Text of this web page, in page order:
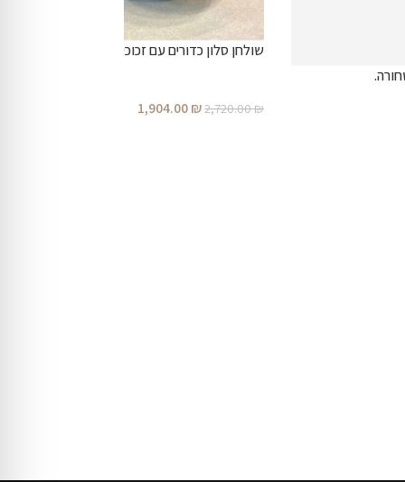
שולחן סלון כדורים עם זכוכית מחוסמת
2,720.00₪
1,904.00₪